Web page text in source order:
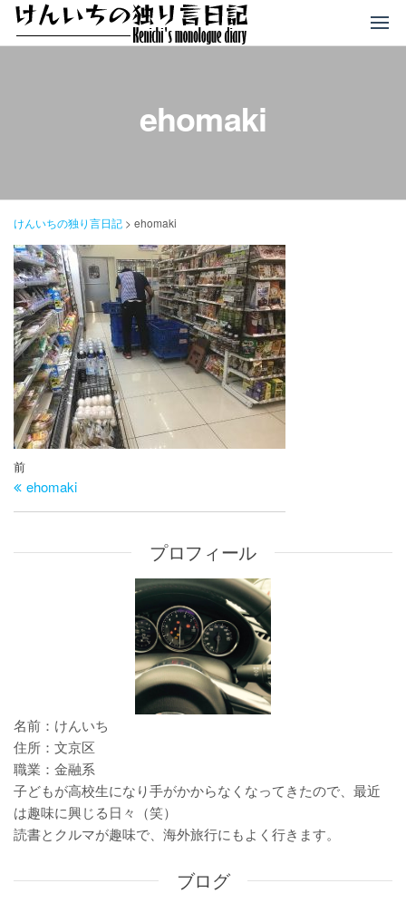
プ
ehomaki
けんいちの独り言日記 > ehomaki
投
稿
ナ
ゲ
過
去
の
稿
前
ehomaki
プロフィール
名前：けんいち
住所：文京区
職業：金融系
子どもが高校生になり手がかからなくなってきたので、最近
は趣味に興じる日々（笑）
読書とクルマが趣味で、海外旅行にもよく行きます。
ブログ